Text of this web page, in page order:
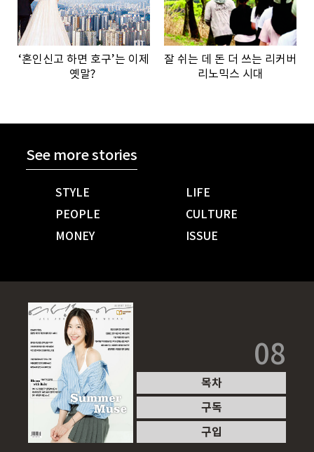
‘혼인신고 하면 호구’는 이제
옛말?
잘 쉬는 데 돈 더 쓰는 리커버
리노믹스 시대
See more stories
STYLE
LIFE
PEOPLE
CULTURE
MONEY
ISSUE
08
목차
구독
구입